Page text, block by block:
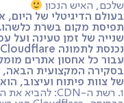
שלכם, האיש הנכון
בעולם הדיגיטלי של היום,
תפיסת מקום בשרת כלשהו.
שנייה של זמן טעינה ועל
נכנסת לתמונה Cloudflare
עבור כל אחסון אתרים
של צוות פיתוח ועיצוב,
1. רשת ה-CDN: להביא את האתר אל הגולש, לא להפך